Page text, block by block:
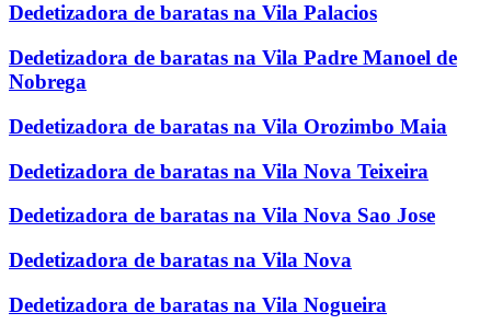
Dedetizadora de baratas na Vila Palacios
Dedetizadora de baratas na Vila Padre Manoel de
Nobrega
Dedetizadora de baratas na Vila Orozimbo Maia
Dedetizadora de baratas na Vila Nova Teixeira
Dedetizadora de baratas na Vila Nova Sao Jose
Dedetizadora de baratas na Vila Nova
Dedetizadora de baratas na Vila Nogueira